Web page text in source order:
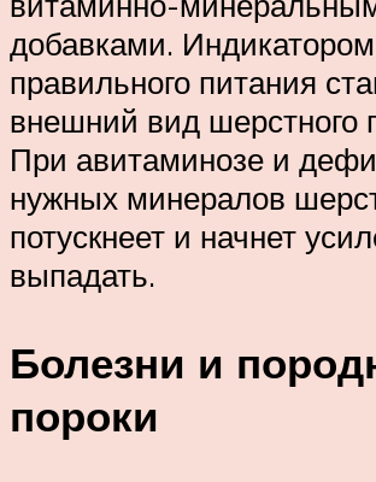
добавками. Индикатором
правильного питания
внешний вид шерстного
При авитаминозе и
нужных минералов
потускнеет и начнет
выпадать.
Болезни и
пороки